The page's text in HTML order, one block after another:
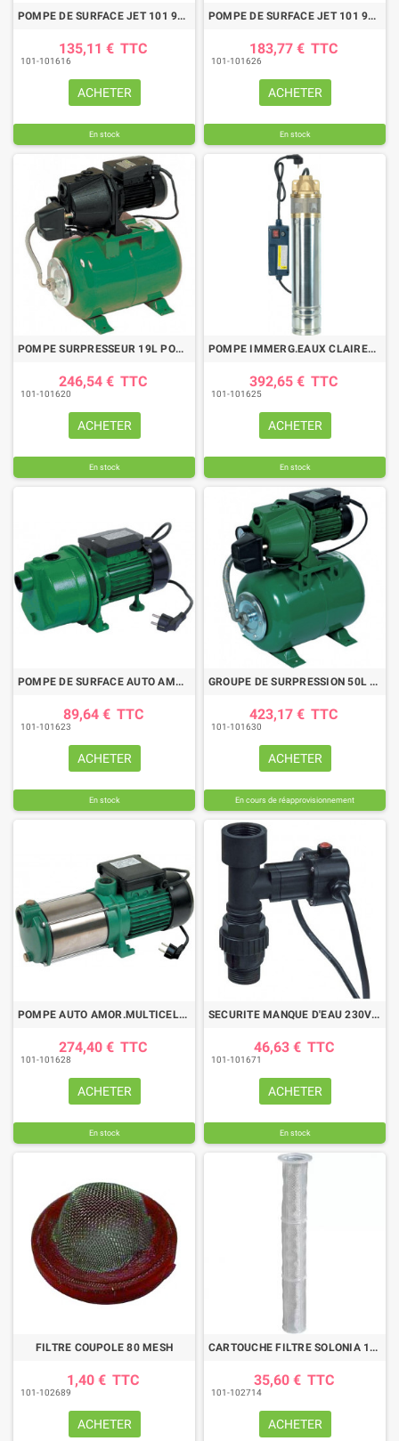
POMPE DE SURFACE JET 101 970W
135,11 € TTC
101-101616
ACHETER
En stock
POMPE DE SURFACE JET 101 970W INOX
183,77 € TTC
101-101626
ACHETER
En stock
POMPE SURPRESSEUR 19L POMPE JET61 600W
246,54 € TTC
101-101620
ACHETER
En stock
POMPE IMMERG.EAUX CLAIRES 750W 15M DIA 4 INOX
392,65 € TTC
101-101625
ACHETER
En stock
POMPE DE SURFACE AUTO AMOR. 600W MONO EAUX CL
89,64 € TTC
101-101623
ACHETER
En stock
GROUPE DE SURPRESSION 50L 1180W MONO EAUX CL
423,17 € TTC
101-101630
ACHETER
En cours de réapprovisionnement
POMPE AUTO AMOR.MULTICELLU.1450W MONO EAUX CL
274,40 € TTC
101-101628
ACHETER
En stock
SECURITE MANQUE D'EAU 230V RACCORD M/F 26X34
46,63 € TTC
101-101671
ACHETER
En stock
FILTRE COUPOLE 80 MESH
1,40 € TTC
101-102689
ACHETER
CARTOUCHE FILTRE SOLONIA 18M
35,60 € TTC
101-102714
ACHETER